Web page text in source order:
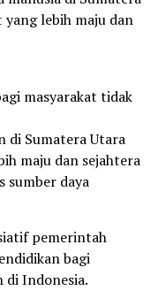
lebih maju dan
masyarakat tidak
di Sumatera Utara
maju dan sejahtera
sumber daya
pemerintah
bagi
di Indonesia.